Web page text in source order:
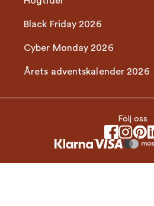
Black Friday 2026
Cyber Monday 2026
Årets adventskalender 2026
Följ oss